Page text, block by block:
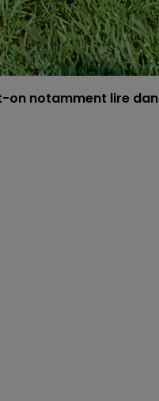
notamment lire